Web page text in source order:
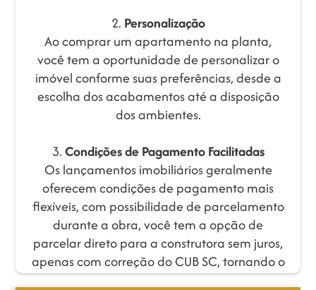
2. Personalização
Ao comprar um apartamento na planta,
você tem a oportunidade de personalizar o
imóvel conforme suas preferências, desde a
escolha dos acabamentos até a disposição
dos ambientes.
3.Condições de Pagamento Facilitadas
Os lançamentos imobiliários geralmente
oferecem condições de pagamento mais
flexíveis, com possibilidade de parcelamento
durante a obra, você tem a opção de
parcelar direto para a construtora sem juros,
apenas com correção do CUB SC, tornando o
investimento mais acessível.